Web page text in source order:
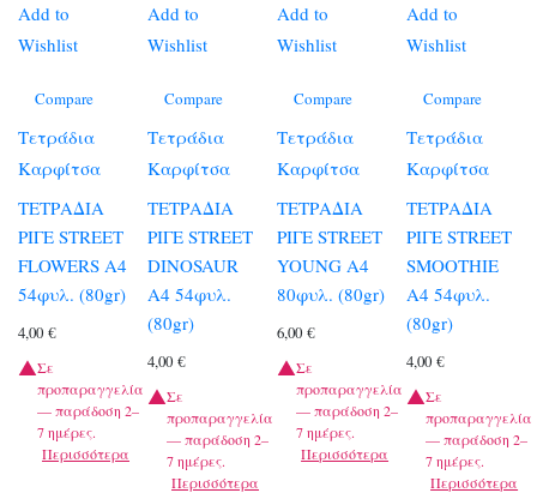
Add to
Wishlist
Compare
Τετράδια
Καρφίτσα
ΤΕΤΡΑΔΙΑ
ΡΙΓΕ STREET
FLOWERS A4
54φυλ. (80gr)
4,00 €
Σε
προπαραγγελία
— παράδοση 2–
7 ημέρες.
Περισσότερα
Add to
Wishlist
Compare
Τετράδια
Καρφίτσα
ΤΕΤΡΑΔΙΑ
ΡΙΓΕ STREET
DINOSAUR
A4 54φυλ.
(80gr)
4,00€
Σε
προπαραγγελία
— παράδοση 2–
7 ημέρες.
Περισσότερα
Add to
Wishlist
Compare
Τετράδια
Καρφίτσα
ΤΕΤΡΑΔΙΑ
ΡΙΓΕ STREET
YOUNG A4
80φυλ. (80gr)
6,00€
Σε
προπαραγγελία
— παράδοση 2–
7 ημέρες.
Περισσότερα
Add to
Wishlist
Compare
Τετράδια
Καρφίτσα
ΤΕΤΡΑΔΙΑ
ΡΙΓΕ STREET
SMOOTHIE
A4 54φυλ.
(80gr)
4,00€
Σε
προπαραγγελία
— παράδοση 2–
7 ημέρες.
Περισσότερα